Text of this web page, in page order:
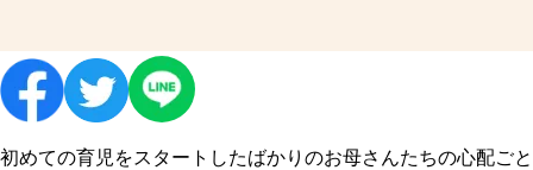
初めての育児をスタートしたばかりのお母さんたちの心配ごと